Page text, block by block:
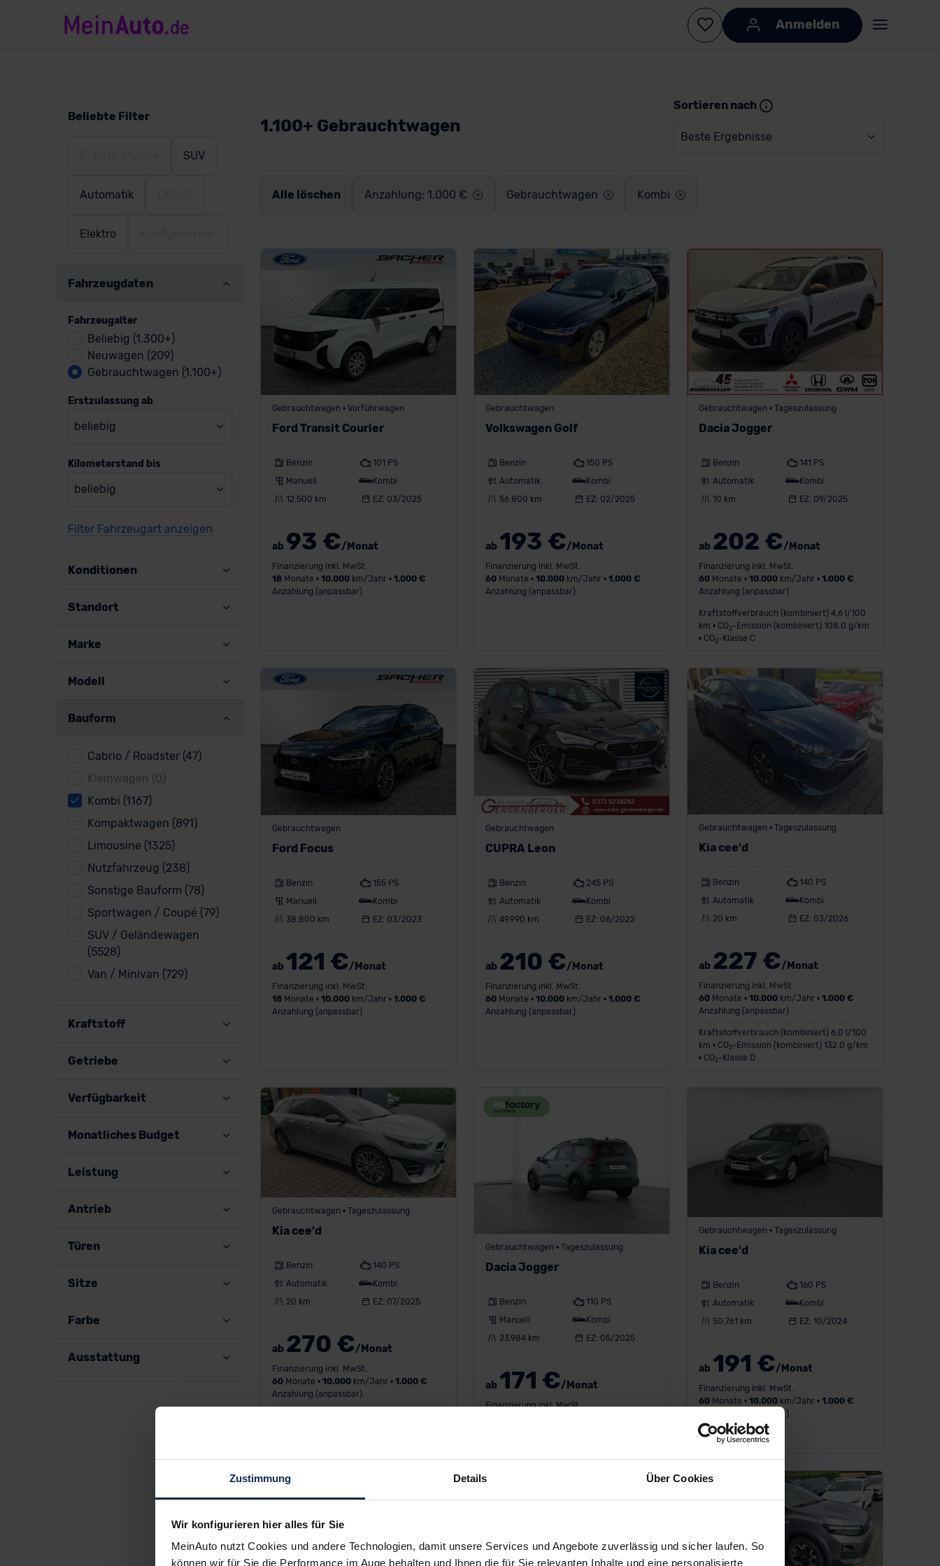
Zustimmung Details Über Cookies
Wir konfigurieren hier alles für Sie
MeinAuto nutzt Cookies und andere Technologien, damit unsere Services und Angebote zuverlässig und sicher laufen. So
können wir für Sie die Performance im Auge behalten und Ihnen die für Sie relevanten Inhalte und eine personalisierte
Anmelden
Beliebte Filter
SUV
Automatik
Elektro
Fahrzeugdaten
Fahrzeugalter
Beliebig (1.300+)
Neuwagen (209)
Gebrauchtwagen (1.100+)
Erstzulassung ab
beliebig
Kilometerstand bis
beliebig
Filter Fahrzeugart anzeigen
Konditionen
Standort
Marke
Modell
Bauform
Cabrio / Roadster (47)
Kleinwagen (0)
Kombi (1167)
Kompaktwagen (891)
Limousine (1325)
Nutzfahrzeug (238)
Sonstige Bauform (78)
Sportwagen / Coupé (79)
SUV / Geländewagen
(5528)
Van / Minivan (729)
Kraftstoff
Getriebe
Verfügbarkeit
Monatliches Budget
Leistung
Antrieb
Türen
Sitze
Farbe
Ausstattung
Sortieren nach
Beste Ergebnisse
1.100+ Gebrauchtwagen
Alle löschen Anzahlung: 1.000 € Gebrauchtwagen Kombi
Gebrauchtwagen • Vorführwagen
Ford Transit Courier
Benzin
101 PS
Manuell
Kombi
12.500 km
EZ: 03/2025
ab 93 €/Monat
Finanzierung inkl. MwSt.
18 Monate •10.000 km/Jahr •1.000 €
Anzahlung (anpassbar)
Gebrauchtwagen
Volkswagen Golf
Benzin
150 PS
Automatik
Kombi
56.800 km
EZ: 02/2025
ab 193 €/Monat
Finanzierung inkl. MwSt.
60 Monate •10.000 km/Jahr •1.000 €
Anzahlung (anpassbar)
Gebrauchtwagen • Tageszulassung
Dacia Jogger
Benzin
141 PS
Automatik
Kombi
10 km
EZ: 09/2025
ab 202 €/Monat
Finanzierung inkl. MwSt.
60 Monate •10.000 km/Jahr •1.000 €
Anzahlung (anpassbar)
Kraftstoffverbrauch (kombiniert) 4,6 l/100
km • CO 2-Emission (kombiniert) 108,0 g/km
• CO 2-Klasse C
Gebrauchtwagen
Ford Focus
Benzin
155 PS
Manuell
Kombi
38.800 km
EZ: 03/2023
ab 121 €/Monat
Finanzierung inkl. MwSt.
18 Monate •10.000 km/Jahr •1.000 €
Anzahlung (anpassbar)
Gebrauchtwagen
CUPRA Leon
Benzin
245 PS
Automatik
Kombi
49.990 km
EZ: 06/2022
ab 210 €/Monat
Finanzierung inkl. MwSt.
60 Monate •10.000 km/Jahr •1.000 €
Anzahlung (anpassbar)
Gebrauchtwagen • Tageszulassung
Kia cee'd
Benzin
140 PS
Automatik
Kombi
20 km
EZ: 03/2026
ab 227 €/Monat
Finanzierung inkl. MwSt.
60 Monate •10.000 km/Jahr •1.000 €
Anzahlung (anpassbar)
Kraftstoffverbrauch (kombiniert) 6,0 l/100
km • CO2-Emission (kombiniert) 132,0 g/km
• CO2-Klasse D
Gebrauchtwagen • Tageszulassung
Kia cee'd
Benzin
140 PS
Automatik
Kombi
20 km
EZ: 07/2025
ab 270 €/Monat
Finanzierung inkl. MwSt.
60 Monate •10.000 km/Jahr •1.000 €
Anzahlung (anpassbar)
Gebrauchtwagen • Tageszulassung
Dacia Jogger
Benzin
110 PS
Manuell
Kombi
23.984 km
EZ: 05/2025
ab 171 €/Monat
Finanzierung inkl. MwSt.
Gebrauchtwagen • Tageszulassung
Kia cee'd
Benzin
160 PS
Automatik
Kombi
50.761 km
EZ: 10/2024
ab 191 €/Monat
Finanzierung inkl. MwSt.
60 Monate •10.000 km/Jahr •1.000 €
Anzahlung (anpassbar)